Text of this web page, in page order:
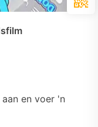
en voer 'n